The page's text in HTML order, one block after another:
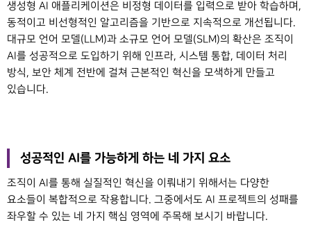
생성형 AI 애플리케이션은 비정형 데이터를 입력으로 받아 학습하며 ,
동적이고 비선형적인 알고리즘을 기반으로 지속적으로 개선됩니다.
대규모 언어 모델(LLM)과 소규모 언어 모델(SLM)의 확산은 조직이
AI 를 성공적으로 도입하기 위해 인프라, 시스템 통합, 데이터 처리
방식, 보안 체계 전반에 걸쳐 근본적인 혁신을 모색하게 만들고
있습니다.
성공적인 AI를 가능하게 하는 네 가지 요소
조직이 AI를 통해 실질적인 혁신을 이뤄내기 위해서는 다양한
요소들이 복합적으로 작용합니다. 그중에서도 AI 프로젝트의 성패를
좌우할 수 있는 네 가지 핵심 영역에 주목해 보시기 바랍니다.